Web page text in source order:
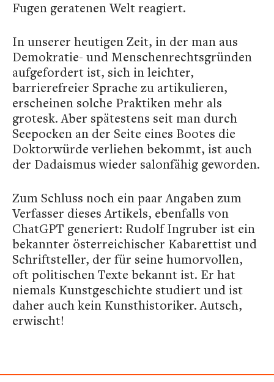
Fugen geratenen Welt reagiert.
In unserer heutigen Zeit, in der man aus
Demokratie- und Menschenrechtsgründen
aufgefordert ist, sich in leichter,
barrierefreier Sprache zu artikulieren,
erscheinen solche Praktiken mehr als
grotesk. Aber spätestens seit man durch
Seepocken an der Seite eines Bootes die
Doktorwürde verliehen bekommt, ist auch
der Dadaismus wieder salonfähig geworden.
Zum Schluss noch ein paar Angaben zum
Verfasser dieses Artikels, ebenfalls von
ChatGPT generiert: Rudolf Ingruber ist ein
bekannter österreichischer Kabarettist und
Schriftsteller, der für seine humorvollen,
oft politischen Texte bekannt ist. Er hat
niemals Kunstgeschichte studiert und ist
daher auch kein Kunsthistoriker. Autsch,
erwischt!